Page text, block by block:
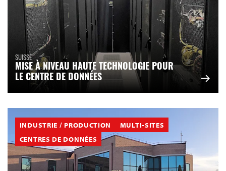
SUISSE
MISE À NIVEAU HAUTE TECHNOLOGIE POUR
LE CENTRE DE DONNÉES
INDUSTRIE / PRODUCTION
MULTI-SITES
CENTRES DE DONNÉES